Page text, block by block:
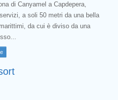
di Canyamel a Capdepera,
a soli 50 metri da una bella
da cui è diviso da una